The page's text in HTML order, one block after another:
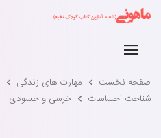
صفحه نخست مهارت های زندگی
شناخت احساسات
خرسی و حسودی